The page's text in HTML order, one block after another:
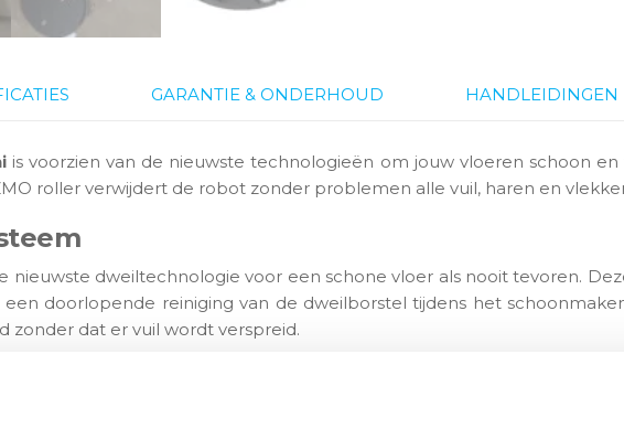
GARANTIE & ONDERHOUD HANDLEIDINGEN
is voorzien van de nieuwste technologieën om jouw vloeren schoon
roller verwijdert de robot zonder problemen alle vuil, haren en
nieuwste dweiltechnologie voor een schone vloer als nooit tevoren.
een doorlopende reiniging van de dweilborstel tijdens het
zonder dat er vuil wordt verspreid.
sensoren navigeert de X8 Pro Omni nauwkeurig door je